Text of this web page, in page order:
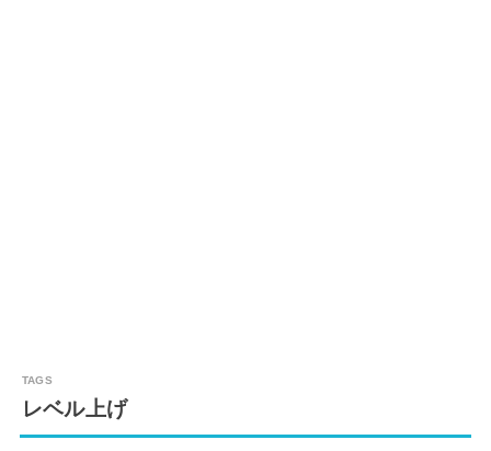
レベル上げ